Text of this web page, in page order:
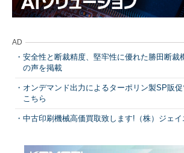
AD
安全性と断裁精度、堅牢性に優れた勝田断裁
の声を掲載
オンデマンド出力によるターポリン製SP販
こちら
中古印刷機械高価買取致します!（株）ジェ